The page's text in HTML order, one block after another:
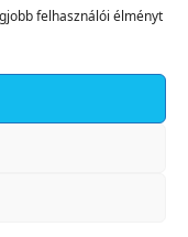
felhasználói élményt
✕